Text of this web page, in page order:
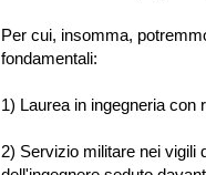
Per cui, insomma,
fondamentali:
1) Laurea in ingegneria con
2) Servizio militare nei vigili